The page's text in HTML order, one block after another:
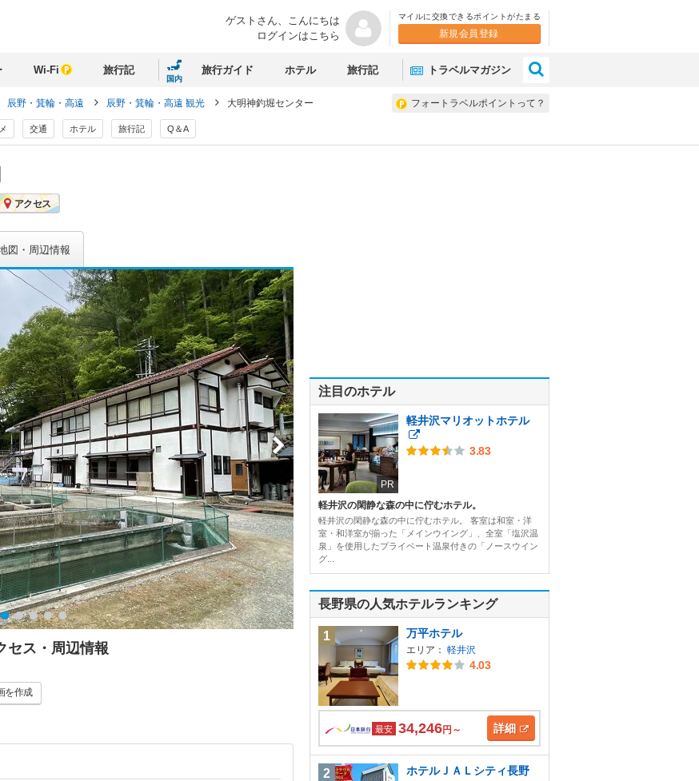
ゲストさん、 こんにちは
ログインはこちら
マイルに交換できるポイントがたまる
新規会員登録
Wi-Fi 旅行記
国内
旅行ガイド ホテル 旅行記 トラベルマガジン
フォートラベルポイントって？
辰野・箕輪・高遠 辰野・箕輪・高遠 観光 大明神釣堀センター
交通 ホテル 旅行記 Q＆A
アクセス
図・周辺情報
セス・周辺情報
を作成
注目のホテル
PR
軽井沢マリオットホテル
3.83
軽井沢の閑静な森の中に佇むホテル。
軽井沢の閑静な森の中に佇むホテル。 客室は和室・洋
室・和洋室が揃った「メインウイング」、全室「塩沢温
泉」を使用したプライベート温泉付きの「ノースウイン
グ...
長野県の人気ホテルランキング
1 万平ホテル
エリア： 軽井沢
4.03
最安 34,246円～ 詳細
2 ホテルＪＡＬシティ長野